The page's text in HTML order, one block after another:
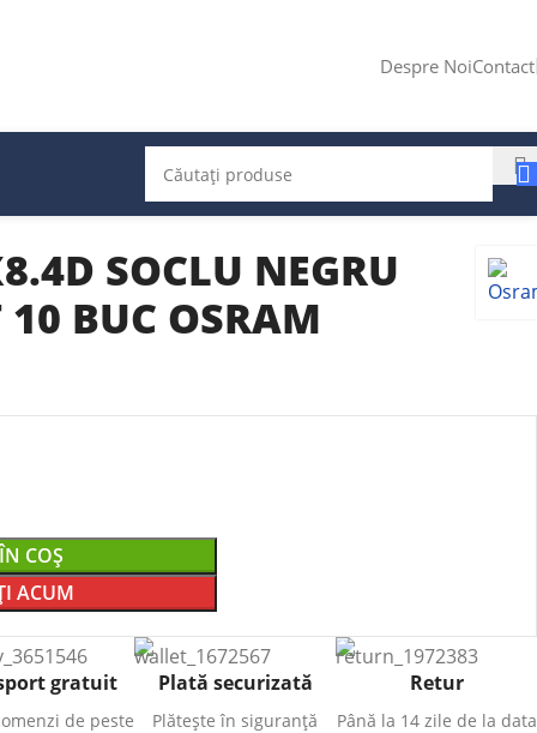
Despre NoiContact
SOCLU NEGRU
BUC OSRAM
COȘ
ACUM
gratuit
de peste
Plată securizată
Plătește în siguranță
Retur
Până la 14 zile de la data